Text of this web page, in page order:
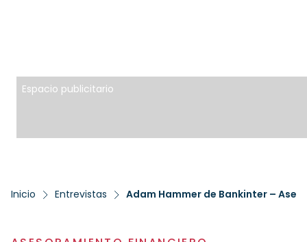
Espacio publicitario
Inicio Entrevistas Adam Hammer de Bankinter –